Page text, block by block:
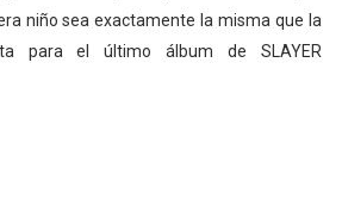
niño sea exactamente la misma que la
para el último álbum de SLAYER